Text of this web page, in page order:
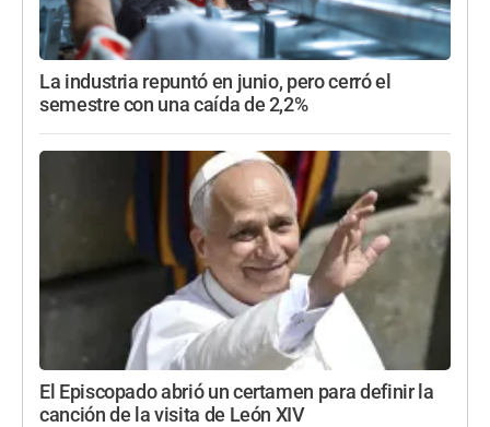
La industria repuntó en junio, pero cerró el
semestre con una caída de 2,2%
El Episcopado abrió un certamen para definir la
canción de la visita de León XIV